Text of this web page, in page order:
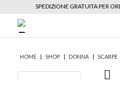
SPEDIZIONE GRATUITA PER
HOME | SHOP | DONNA | SCARPE